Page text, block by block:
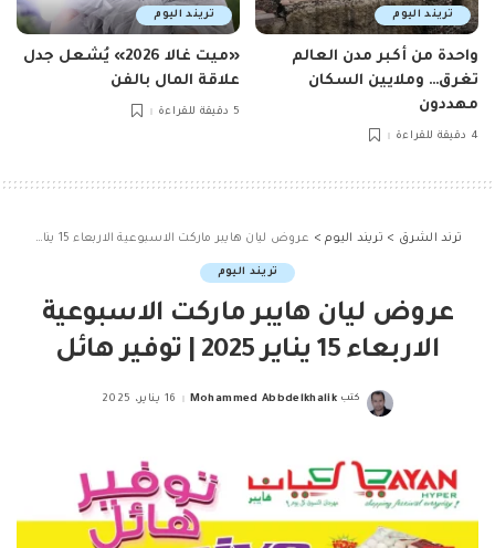
تريند اليوم
واحدة من أكبر مدن العالم
تغرق… وملايين السكان
مهددون
4 دقيقة للقراءة
تريند اليوم
«ميت غالا 2026» يُشعل جدل
علاقة المال بالفن
5 دقيقة للقراءة
ترند الشرق > تريند اليوم> عروض ليان هايبر ماركت الاسبوعية الاربعاء 15 يناير 2025 | توفير هائل
تريند اليوم
عروض ليان هايبر ماركت الاسبوعية
الاربعاء 15 يناير 2025 | توفير هائل
Posted
كتب Mohammed Abbdelkhalik 16 يناير، 2025